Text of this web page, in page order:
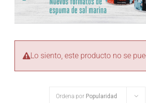
Lo siento, este producto no se
Ordena por Popularidad